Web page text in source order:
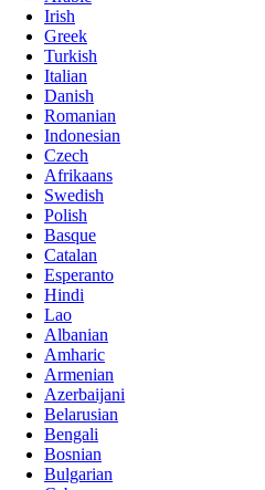
Irish
Greek
Turkish
Italian
Danish
Romanian
Indonesian
Czech
Afrikaans
Swedish
Polish
Basque
Catalan
Esperanto
Hindi
Lao
Albanian
Amharic
Armenian
Azerbaijani
Belarusian
Bengali
Bosnian
Bulgarian